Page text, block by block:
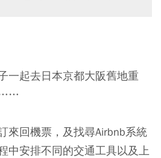
一起去日本京都大阪舊地重
……
來回機票，及找尋Airbnb系統
中安排不同的交通工具以及上